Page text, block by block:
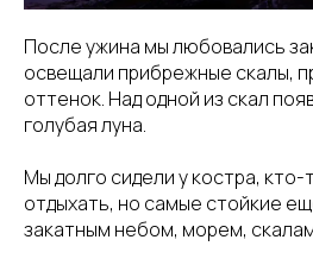
После ужина мы любовались
освещали прибрежные скалы,
оттенок. Над одной из скал
голубая луна.
Мы долго сидели у костра,
отдыхать, но самые стойкие
закатным небом, морем,